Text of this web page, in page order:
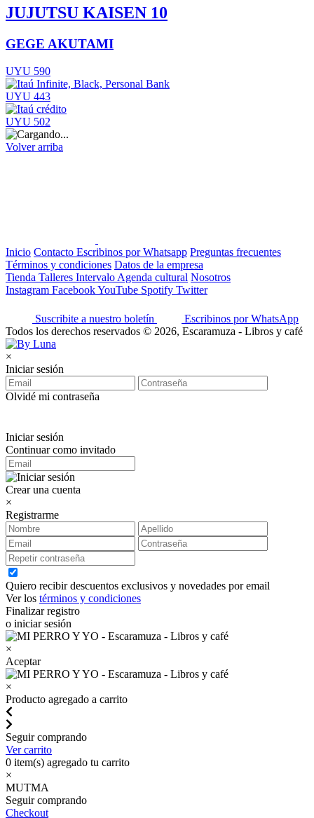
JUJUTSU KAISEN 10
GEGE AKUTAMI
UYU 590
UYU 443
UYU 502
Volver arriba
Inicio Contacto Escribinos por Whatsapp Preguntas frecuentes
Términos y condiciones Datos de la empresa
Tienda Talleres Intervalo Agenda cultural Nosotros
Instagram FacebookYouTube Spotify Twitter
Suscribite a nuestro boletín
Escribinos por WhatsApp
Todos los derechos reservados © 2026, Escaramuza - Libros y café
×
Iniciar sesión
Olvidé mi contraseña
Iniciar sesión
Continuar como invitado
Crear una cuenta
×
Registrarme
Quiero recibir descuentos exclusivos y novedades por email
Ver los términos y condiciones
Finalizar registro
o iniciar sesión
×
Aceptar
×
Producto agregado a carrito
Seguir comprando
Ver carrito
0 item(s) agregado tu carrito
×
MUTMA
Seguir comprando
Checkout